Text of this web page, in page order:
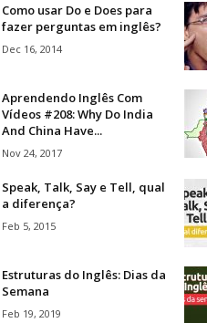
Como usar Do e Does para
fazer perguntas em inglês?
Dec 16, 2014
Aprendendo Inglês Com
Vídeos #208: Why Do India
And China Have...
Nov 24, 2017
Speak, Talk, Say e Tell, qual
a diferença?
Feb 5, 2015
Estruturas do Inglês: Dias da
Semana
Feb 19, 2019